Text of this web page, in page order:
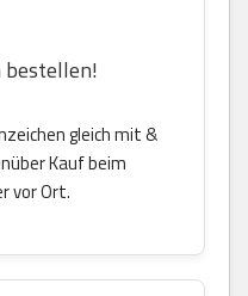
bestellen!
gleich mit &
Kauf beim
vor Ort.